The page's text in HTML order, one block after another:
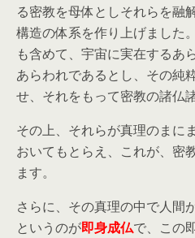
る密教を母体としそれらを融
構造の体系を作り上げました
も含めて、宇宙に実在するあ
あらわれであるとし、その純
せ、それをもって密教の諸仏
その上、それらが真理のまに
おいてもとらえ、これが、密
ます。
さらに、その真理の中で人間
というのが即身成仏で、この